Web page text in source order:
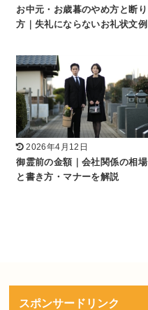
お中元・お歳暮のやめ方と断り
方｜失礼にならないお礼状文例
2026年4月12日
御霊前の金額｜会社関係の相場
と書き方・マナーを解説
スポンサードリンク